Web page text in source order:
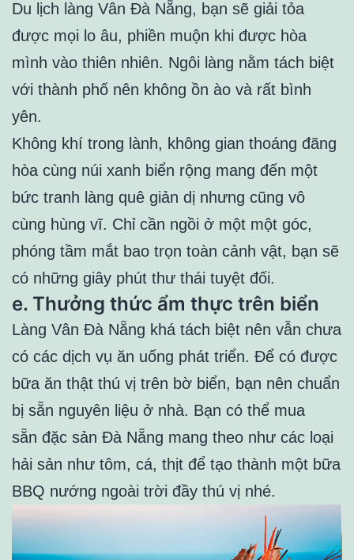
Du lịch làng Vân Đà Nẵng, bạn sẽ giải tỏa
được mọi lo âu, phiền muộn khi được hòa
mình vào thiên nhiên. Ngôi làng nằm tách biệt
với thành phố nên không ồn ào và rất bình
yên.
Không khí trong lành, không gian thoáng đãng
hòa cùng núi xanh biển rộng mang đến một
bức tranh làng quê giản dị nhưng cũng vô
cùng hùng vĩ. Chỉ cần ngồi ở một một góc,
phóng tầm mắt bao trọn toàn cảnh vật, bạn sẽ
có những giây phút thư thái tuyệt đối.
e. Thưởng thức ẩm thực trên biển
Làng Vân Đà Nẵng khá tách biệt nên vẫn chưa
có các dịch vụ ăn uống phát triển. Để có được
bữa ăn thật thú vị trên bờ biển, bạn nên chuẩn
bị sẵn nguyên liệu ở nhà. Bạn có thể mua
sẵn đặc sản Đà Nẵng mang theo như các loại
hải sản như tôm, cá, thịt để tạo thành một bữa
BBQ nướng ngoài trời đầy thú vị nhé.